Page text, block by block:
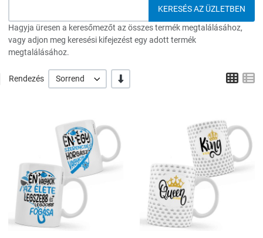
Hagyja üresen a keresőmezőt az összes termék megtalálásához,
vagy adjon meg keresési kifejezést egy adott termék
megtalálásához.
Rendezés Sorrend -/+ Grid
Hozzáadás a kívánságlistához
Gyors nézet